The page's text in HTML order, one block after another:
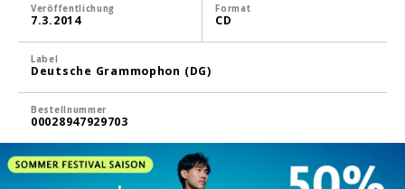
Veröffentlichung
7.3.2014
Format
CD
Label
Deutsche Grammophon (DG)
Bestellnummer
00028947929703